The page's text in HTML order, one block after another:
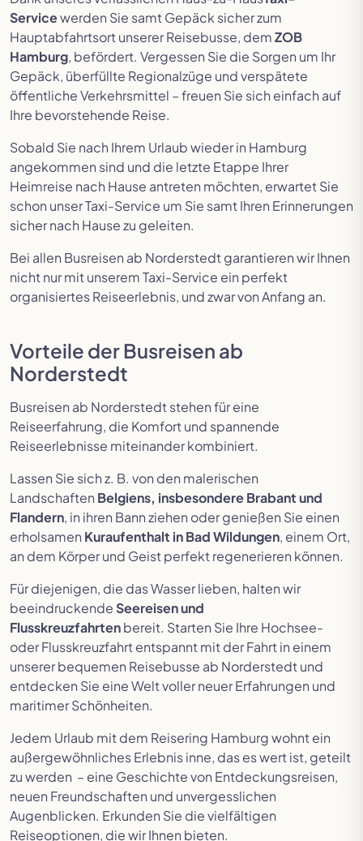
Servicewerden Sie samt Gepäck sicher zum
Hauptabfahrtsort unserer Reisebusse, demZOB
Hamburg, befördert. Vergessen Sie die Sorgen um Ihr
Gepäck, überfüllte Regionalzüge und verspätete
öffentliche Verkehrsmittel – freuen Sie sich einfach auf
Ihre bevorstehende Reise.
Sobald Sie nach Ihrem Urlaub wieder in Hamburg
angekommen sind und die letzte Etappe Ihrer
Heimreise nach Hause antreten möchten, erwartet Sie
schon unser Taxi-Service um Sie samt Ihren Erinnerungen
sicher nach Hause zu geleiten.
Bei allen Busreisen ab Norderstedt garantieren wir Ihnen
nicht nur mit unserem Taxi-Service ein perfekt
organisiertes Reiseerlebnis, und zwar von Anfang an.
Vorteile der Busreisen ab
Norderstedt
Busreisen ab Norderstedt stehen für eine
Reiseerfahrung, die Komfort und spannende
Reiseerlebnisse miteinander kombiniert.
Lassen Sie sich z. B. von den malerischen
Landschaften Belgiens, insbesondere Brabant und
Flandern, in ihren Bann ziehen oder genießen Sie einen
erholsamen Kuraufenthalt in Bad Wildungen, einem Ort,
an dem Körper und Geist perfekt regenerieren können.
Für diejenigen, die das Wasser lieben, halten wir
beeindruckende Seereisen und
Flusskreuzfahrtenbereit. Starten Sie Ihre Hochsee-
oder Flusskreuzfahrt entspannt mit der Fahrt in einem
unserer bequemen Reisebusse ab Norderstedt und
entdecken Sie eine Welt voller neuer Erfahrungen und
maritimer Schönheiten.
Jedem Urlaub mit dem Reisering Hamburg wohnt ein
außergewöhnliches Erlebnis inne, das es wert ist, geteilt
zu werden – eine Geschichte von Entdeckungsreisen,
neuen Freundschaften und unvergesslichen
Augenblicken. Erkunden Sie die vielfältigen
Reiseoptionen, die wir Ihnen bieten.